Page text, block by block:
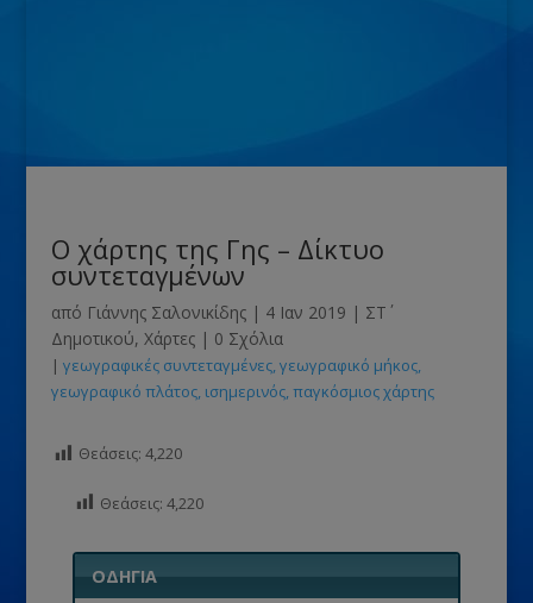
Ο χάρτης της Γης – Δίκτυο
συντεταγμένων
από Γιάννης Σαλονικίδης| 4 Ιαν 2019 | ΣΤ΄
Δημοτικού, Χάρτες| 0 Σχόλια
| γεωγραφικές συντεταγμένες γεωγραφικό μήκος
γεωγραφικό πλάτος ισημερινός παγκόσμιος χάρτης
Θεάσεις: 4,220
Θεάσεις: 4,220
ΟΔΗΓΙΑ